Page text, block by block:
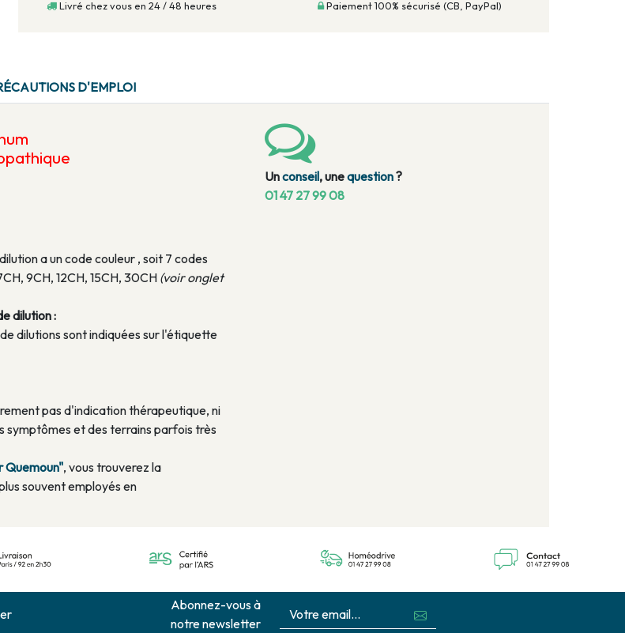
Livré chez vous en 24 / 48 heures Paiement 100% sécurisé (CB, PayPal)
D'EMPLOI
a un code couleur , soit 7 codes
9CH, 12CH, 15CH, 30CH (voir onglet
dilution :
dilutions sont indiquées sur l'étiquette
pas d'indication thérapeutique, ni
symptômes et des terrains parfois très
Quemoun", vous trouverez la
souvent employés en
Unconseil, unequestion?
01 47 27 99 08
Abonnez-vous à
notre newsletter